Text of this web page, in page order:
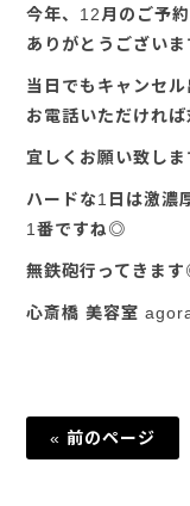
今年、12月のご予
ありがとうござい
当日でもキャンセ
お電話いただけれ
宜しくお願い致しま
ハードな1日は激濃
1番ですね◎
無鉄砲行ってきま
心斎橋 美容室
« 前のページ